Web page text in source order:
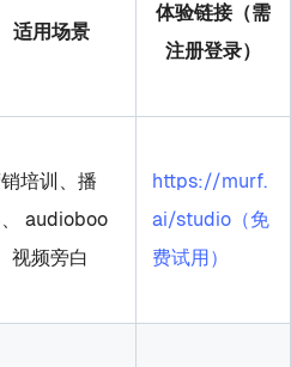
适用场景
体验链接（需
注册登录）
培训、播
audioboo
视频旁白
https://murf.
ai/studio（免
费试用）